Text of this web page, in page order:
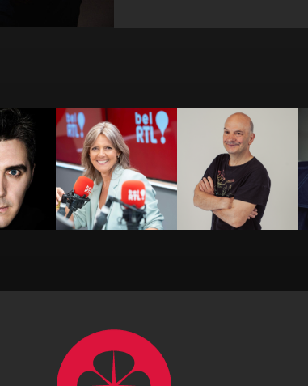
Bérénice
Bourgueil
Bernard
LEFRANCQ